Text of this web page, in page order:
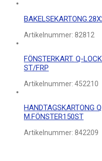
Artikelnummer: 82812
FÖNSTERKART. Q-
ST/FRP
Artikelnummer: 452210
HANDTAGSKARTONG
M.FÖNSTER150ST
Artikelnummer: 842209